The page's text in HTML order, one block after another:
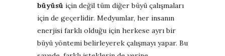
büyüsü için değil tüm diğer büyü çalışmaları
için de geçerlidir. Medyumlar, her insanın
enerjisi farklı olduğu için herkese ayrı bir
büyü yöntemi belirleyerek çalışmayı yapar. Bu